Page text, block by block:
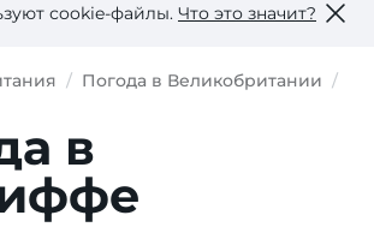
сookie-файлы. Что это значит?
Погода в Великобритании
в